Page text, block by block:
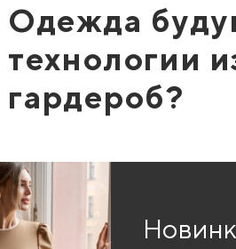
Одежда
технологии
гардероб?